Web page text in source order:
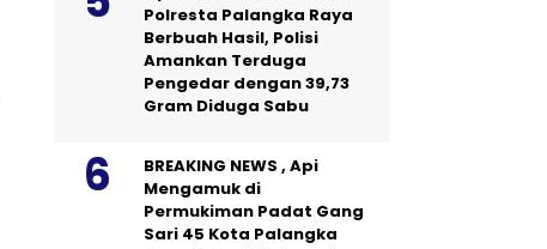
Polresta Palangka Raya
Berbuah Hasil, Polisi
Amankan Terduga
Pengedar dengan 39,73
Gram Diduga Sabu
BREAKING NEWS , Api
Mengamuk di
Permukiman Padat Gang
Sari 45 Kota Palangka